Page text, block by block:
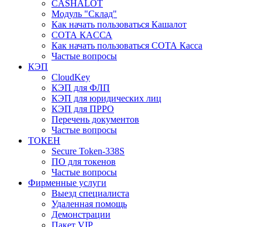
CASHALOT
Модуль "Склад"
Как начать пользоваться Кашалот
СОТА КАCСА
Как начать пользоваться СОТА Касса
Частые вопросы
КЭП
CloudKey
КЭП для ФЛП
КЭП для юридических лиц
КЭП для ПРРО
Перечень документов
Частые вопросы
ТОКЕН
Secure Token-338S
ПО для токенов
Частые вопросы
Фирменные услуги
Выезд специалиста
Удаленная помощь
Демонстрации
Пакет VIP